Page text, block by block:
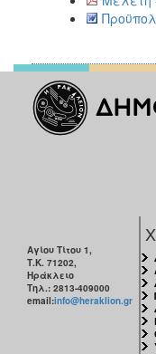
Αγίου Τίτου 1,
Τ.Κ. 71202,
Ηράκλειο
Τηλ.: 2813-409000
email:info@heraklion.gr